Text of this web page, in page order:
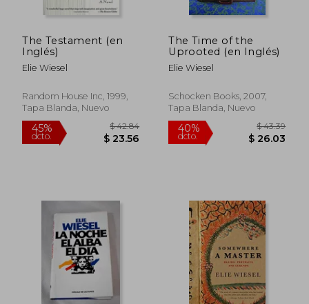
45%
dcto.
45%
dcto.
The Testament (en
Inglés)
Elie Wiesel
Random House Inc, 1999,
Tapa Blanda, Nuevo
The Time of the
Uprooted (en Inglés)
Elie Wiesel
Schocken Books, 2007,
Tapa Blanda, Nuevo